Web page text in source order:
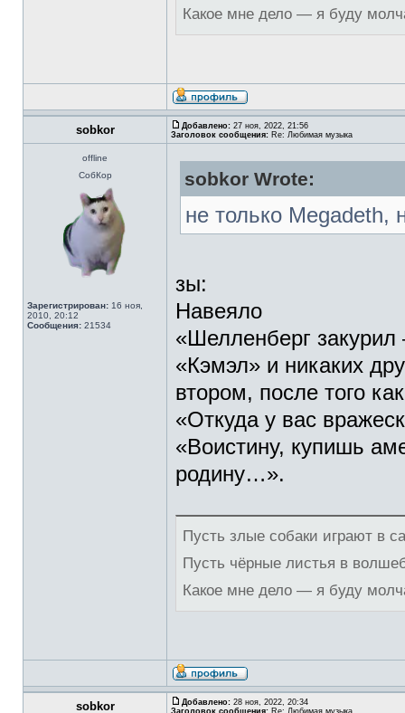
Какое мне дело — я буду
sobkor Добавлено: 27 ноя, 2022, 21:56
Заголовок сообщения: Re: Любимая музыка
offline
СобКор
Зарегистрирован: 16 ноя,
2010, 20:12
Сообщения: 21534
sobkor Wrote:
не только Megadeth,
зы:
Навеяло
«Шелленберг закурил
«Кэмэл» и никаких
втором, после того
«Откуда у вас
«Воистину, купишь
родину…».
Пусть злые собаки играют в
Пусть чёрные листья в
Какое мне дело — я буду
sobkor Добавлено: 28 ноя, 2022, 20:34
Заголовок сообщения: Re: Любимая музыка